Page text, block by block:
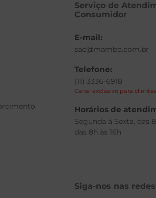
Serviço de
Consumidor
E-mail:
sac@mambo.com.br
Telefone:
(11) 3336-6918
Canal exclusivo para clientes
Horários de
Segunda à Sexta, das
das 8h às 16h
Siga-nos nas